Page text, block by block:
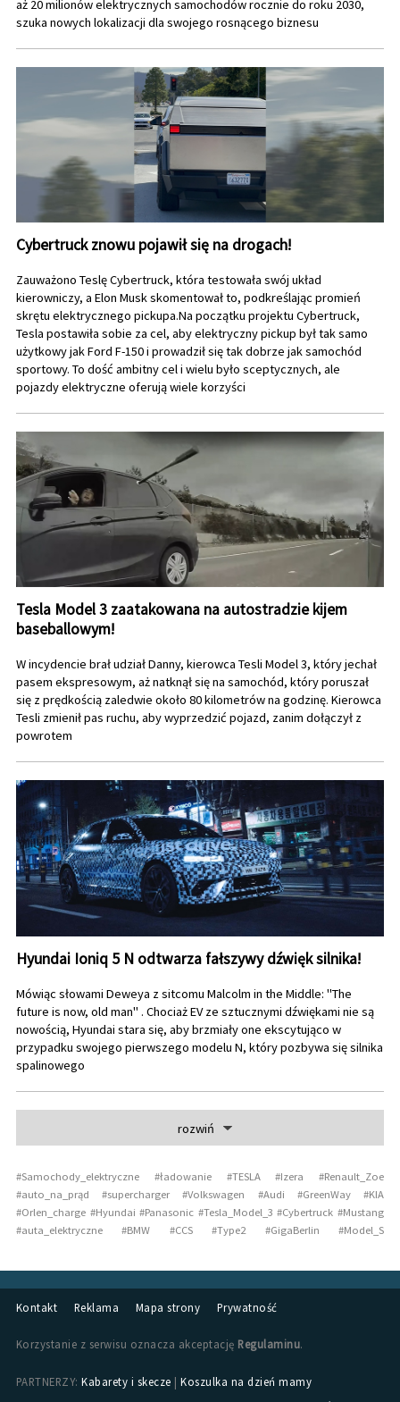
aż 20 milionów elektrycznych samochodów rocznie do roku 2030,
szuka nowych lokalizacji dla swojego rosnącego biznesu
Cybertruck znowu pojawił się na drogach!
Zauważono Teslę Cybertruck, która testowała swój układ
kierowniczy, a Elon Musk skomentował to, podkreślając promień
skrętu elektrycznego pickupa.Na początku projektu Cybertruck,
Tesla postawiła sobie za cel, aby elektryczny pickup był tak samo
użytkowy jak Ford F-150 i prowadził się tak dobrze jak samochód
sportowy. To dość ambitny cel i wielu było sceptycznych, ale
pojazdy elektryczne oferują wiele korzyści
Tesla Model 3 zaatakowana na autostradzie kijem
baseballowym!
W incydencie brał udział Danny, kierowca Tesli Model 3, który jechał
pasem ekspresowym, aż natknął się na samochód, który poruszał
się z prędkością zaledwie około 80 kilometrów na godzinę. Kierowca
Tesli zmienił pas ruchu, aby wyprzedzić pojazd, zanim dołączył z
powrotem
Hyundai Ioniq 5 N odtwarza fałszywy dźwięk silnika!
Mówiąc słowami Deweya z sitcomu Malcolm in the Middle: "The
future is now, old man" . Chociaż EV ze sztucznymi dźwiękami nie są
nowością, Hyundai stara się, aby brzmiały one ekscytująco w
przypadku swojego pierwszego modelu N, który pozbywa się silnika
spalinowego
rozwiń
#Samochody_elektryczne#ładowanie#TESLA#Izera #Renault_Zoe
#auto_na_prąd #supercharger #Volkswagen #Audi #GreenWay#KIA
#Orlen_charge#Hyundai #Panasonic #Tesla_Model_3 #Cybertruck #Mustang
#auta_elektryczne#BMW #CCS#Type2 #GigaBerlin #Model_S
Kontakt Reklama Mapa strony Prywatność
Korzystanie z serwisu oznacza akceptację Regulaminu.
PARTNERZY: Kabarety i skecze | Koszulka na dzień mamy